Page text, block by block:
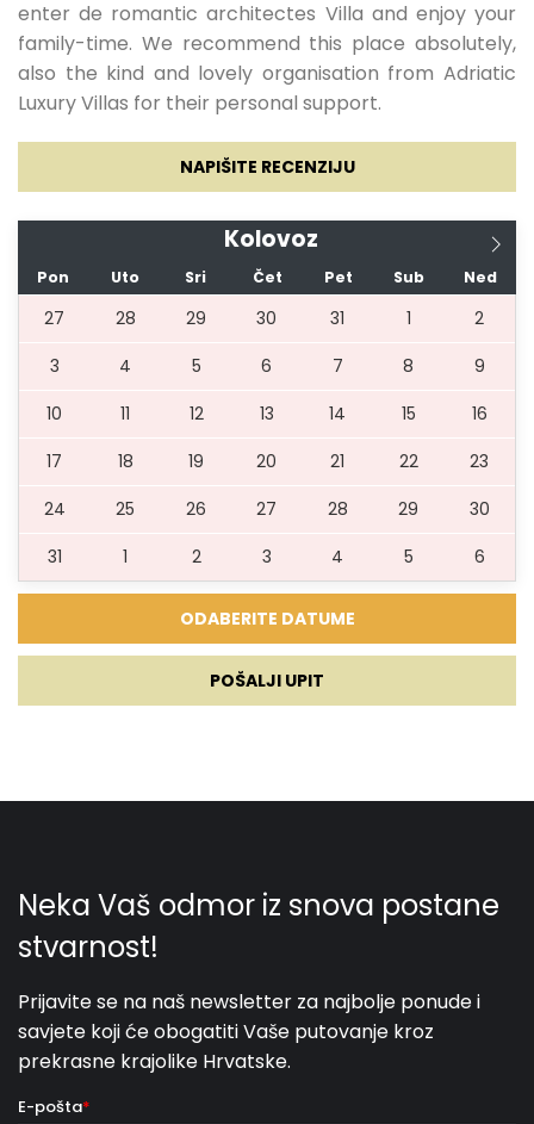
03.07.2027. 20.08.2027. 7 707 €
28.08.2027. 03.09.2027. 7 536 €
04.09.2027. 17.09.2027. 7 429 €
18.09.2027. 09.10.2027. 7 357 €
enter de romantic architectes Villa and enjoy your
family-time. We recommend this place absolutely,
also the kind and lovely organisation from Adriatic
Luxury Villas for their personal support.
NAPIŠITE RECENZIJU
Kolovoz
Pon Uto Sri Čet Pet Sub Ned
27 28 29 30 31 1
2
3
4 5 6 7 8
9
10
11 12 13 14 15
16
17
18 19 20 21 22
23
24
25 26 27 28 29
30
31
1 2 3 4 5 6
POŠALJI UPIT